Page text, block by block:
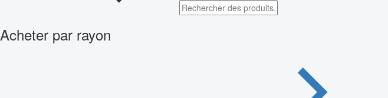
Acheter par rayon